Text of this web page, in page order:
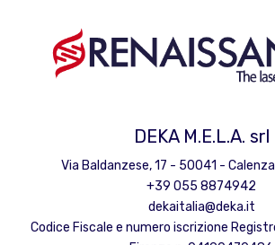
SCOPRI LA SEZIONE DEDICATA
DEKA M.E.L.A. srl
Via Baldanzese, 17 - 50041 -
+39 055 8874942
dekaitalia@deka.it
Codice Fiscale e numero iscrizione